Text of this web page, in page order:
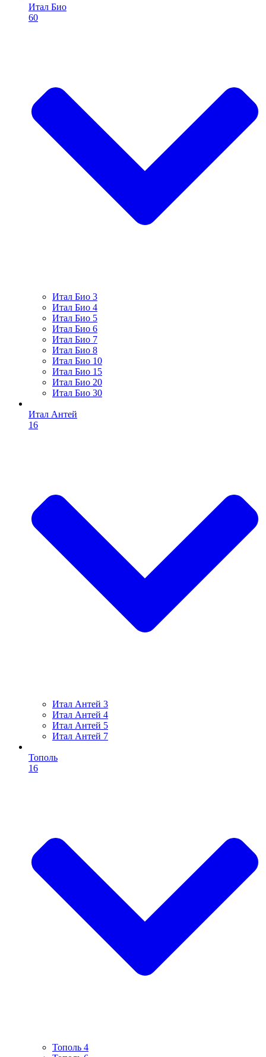
Итал Био
60
Итал Био 3
Итал Био 4
Итал Био 5
Итал Био 6
Итал Био 7
Итал Био 8
Итал Био 10
Итал Био 15
Итал Био 20
Итал Био 30
Итал Антей
16
Итал Антей 3
Итал Антей 4
Итал Антей 5
Итал Антей 7
Тополь
16
Тополь 4